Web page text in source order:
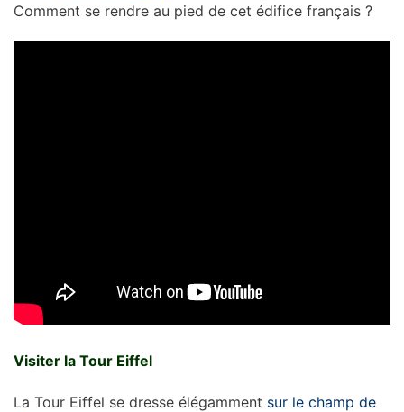
Comment se rendre au pied de cet édifice français ?
Visiter la Tour Eiffel
La Tour Eiffel se dresse élégamment sur le champ de